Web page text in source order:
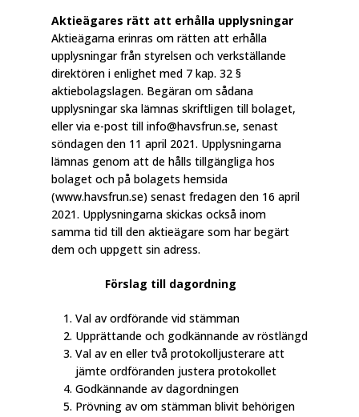
Aktieägares rätt att erhålla upplysningar
Aktieägarna erinras om rätten att erhålla
upplysningar från styrelsen och verkställande
direktören i enlighet med 7 kap. 32 §
aktiebolagslagen. Begäran om sådana
upplysningar ska lämnas skriftligen till bolaget,
eller via e-post till info@havsfrun.se, senast
söndagen den 11 april 2021. Upplysningarna
lämnas genom att de hålls tillgängliga hos
bolaget och på bolagets hemsida
(www.havsfrun.se) senast fredagen den 16 april
2021. Upplysningarna skickas också inom
samma tid till den aktieägare som har begärt
dem och uppgett sin adress.
Förslag till dagordning
Val av ordförande vid stämman
Upprättande och godkännande av röstlängd
Val av en eller två protokolljusterare att
jämte ordföranden justera protokollet
Godkännande av dagordningen
Prövning av om stämman blivit behörigen